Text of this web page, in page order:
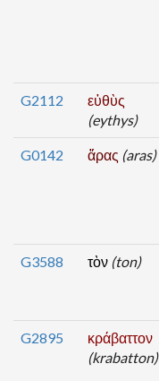
G2112
εὐθὺς
(eythys)
G0142 ἄρας (aras)
G3588 τὸν (ton)
G2895
κράβαττον
(krabatton)